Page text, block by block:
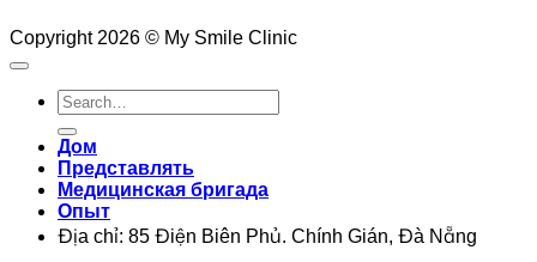
Copyright 2026 © My Smile Clinic
Дом
Представлять
Медицинская бригада
Опыт
Địa chỉ: 85 Điện Biên Phủ. Chính Gián, Đà Nẵng